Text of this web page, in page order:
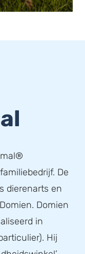
De
dierenarts en
Domien
in
Hij